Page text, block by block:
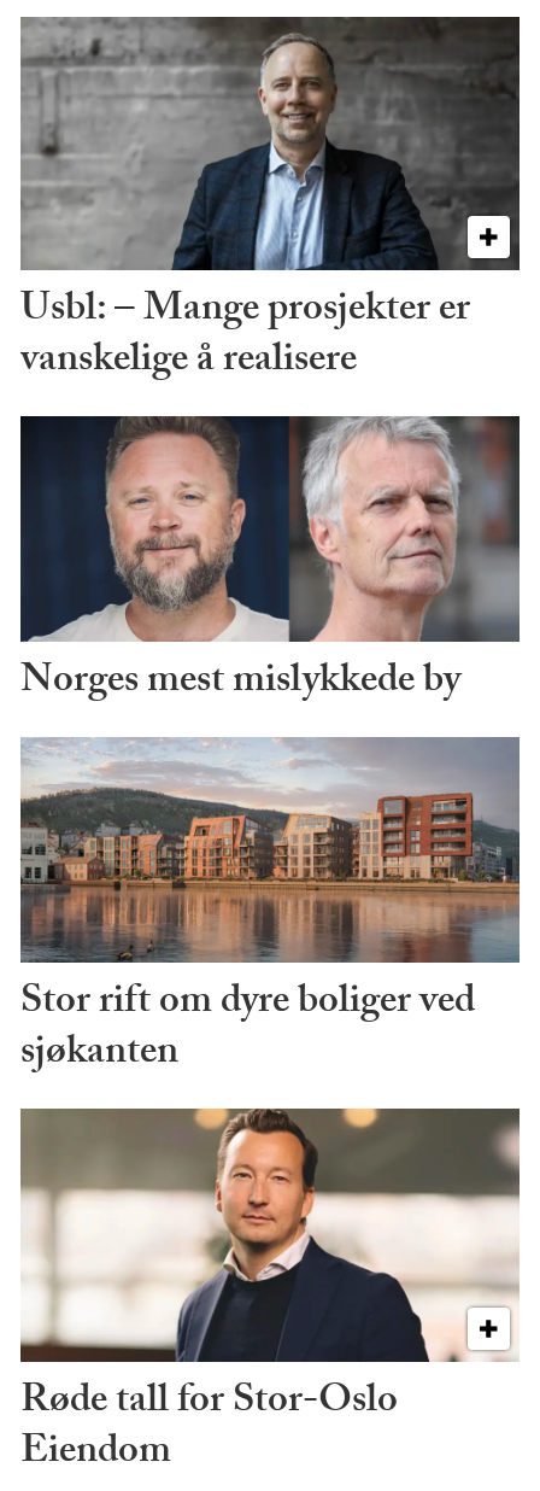
Usbl: – Mange prosjekter er
vanskelige å realisere
Norges mest mislykkede by
Stor rift om dyre boliger ved
sjøkanten
Røde tall for Stor-Oslo
Eiendom